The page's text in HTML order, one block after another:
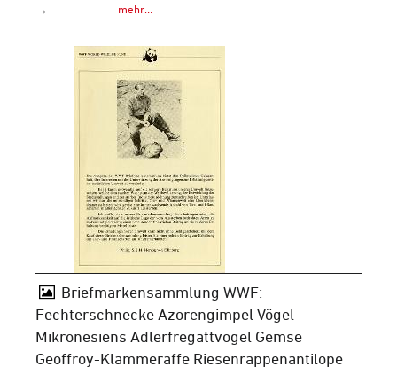
→
mehr…
Briefmarkensammlung WWF:
Fechterschnecke Azorengimpel Vögel
Mikronesiens Adlerfregattvogel Gemse
Geoffroy-Klammeraffe Riesenrappenantilope